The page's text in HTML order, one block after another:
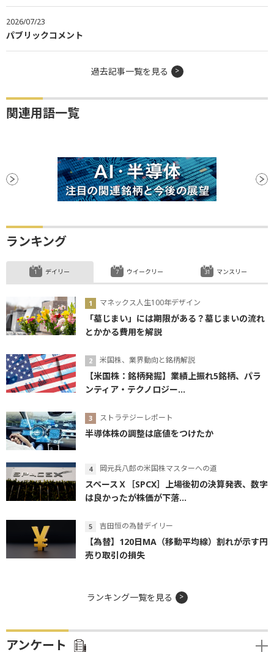
2026/07/23
パブリックコメント
過去記事一覧を見る
関連用語一覧
ランキング
デイリー
マネックス人生100年デザイン
「墓じまい」には期限がある？墓じまいの流れ
とかかる費用を解説
米国株、業界動向と銘柄解説
【米国株：銘柄発掘】業績上振れ5銘柄、パラ
ンティア・テクノロジー...
ストラテジーレポート
半導体株の調整は底値をつけたか
岡元兵八郎の米国株マスターへの道
スペースＸ［SPCX］上場後初の決算発表、数字
は良かったが株価が下落...
吉田恒の為替デイリー
【為替】120日MA（移動平均線）割れが示す円
売り取引の損失
ウイークリー マンスリー
ランキング一覧を見る
アンケート